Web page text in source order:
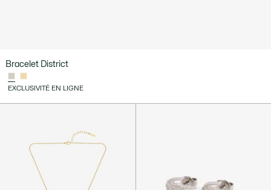
Bracelet District
EXCLUSIVITÉ EN LIGNE